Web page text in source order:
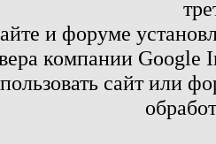
и форуме
компании
сайт или